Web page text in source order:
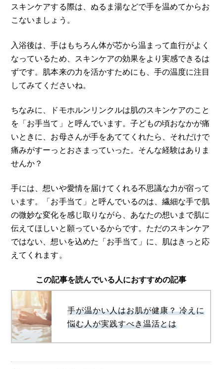
スキンケアする際は、ぬるま湯などで手を温めてからお
こないましょう。
入浴後は、手はもちろん体が芯から温まって血行がよく
なっているため、スキンケアの効果をより実感できるは
ずです。肌本来の力を活かすためにも、手の温度に注目
してみてくださいね。
ちなみに、ドモホルンリンクルは肌のスキンケアのこと
を「お手当て」と呼んでいます。子どもの頃おなかが痛
いときに、お母さんが手をあててくれたら、それだけで
痛みがすーっとおさまっていった。そんな経験はありま
せんか？
手には、想いや愛情を届けてくれる不思議な力が宿って
います。「お手当て」と呼んでいるのは、繊細な手で肌
の微妙な変化を感じ取りながら、あなたの想いまで肌に
伝えてほしいと願っているからです。ただのスキンケア
ではない、想いを込めた「お手当て」に、肌はきっと応
えてくれます。
この記事を読んでいる人におすすめの記事
手が温かい人はお肌が健康？ 冷えに
悩む人が実践すべき温活とは